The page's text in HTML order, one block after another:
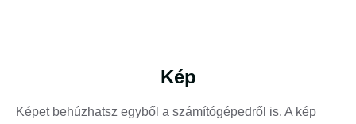
Kép
Képet behúzhatsz egyből a számítógépedről is. A kép